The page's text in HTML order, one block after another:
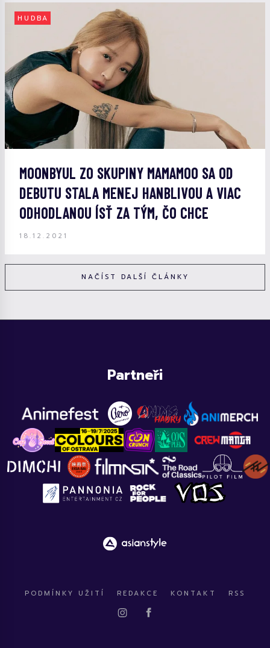
HUDBA
MOONBYUL ZO SKUPINY MAMAMOO SA OD
DEBUTU STALA MENEJ HANBLIVOU A VIAC
ODHODLANOU ÍSŤ ZA TÝM, ČO CHCE
18.12.2021
NAČÍST DALŠÍ ČLÁNKY
Partneři
PODMÍNKY UŽITÍ REDAKCE KONTAKT RSS